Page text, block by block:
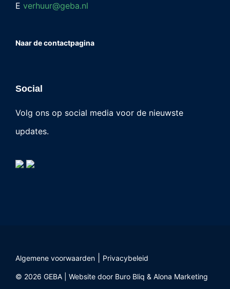
E verhuur@geba.nl
Naar de contactpagina
Social
Volg ons op social media voor de nieuwste
updates.
© 2026 GEBA | Website door Buro Bliq & Alona Marketing
Algemene voorwaarden Privacybeleid